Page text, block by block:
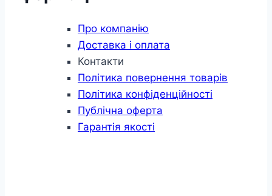
Про компанію
Доставка і оплата
Контакти
Політика повернення товарів
Політика конфіденційності
Публічна оферта
Гарантія якості